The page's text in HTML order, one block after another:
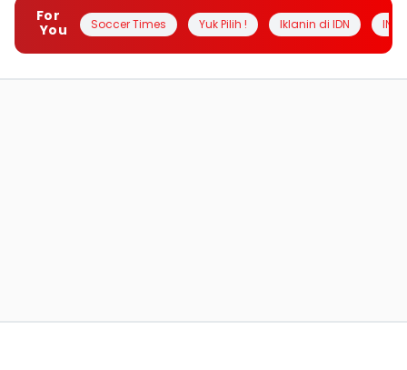
For
You
Soccer Times Yuk Pilih ! Iklanin di IDN